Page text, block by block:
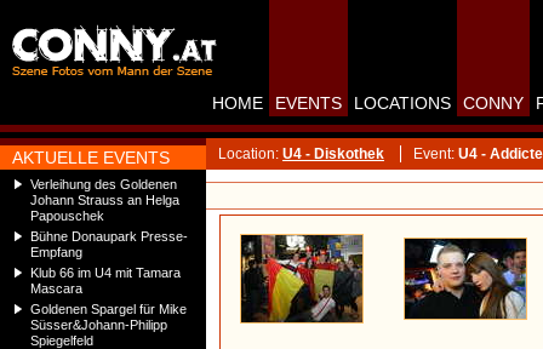
AKTUELLE EVENTS
Verleihung des Goldenen
Johann Strauss an Helga
Papouschek
Bühne Donaupark Presse-
Empfang
Klub 66 im U4 mit Tamara
Mascara
Goldenen Spargel für Mike
Süsser&Johann-Philipp
Spiegelfeld
HOME EVENTS LOCATIONS CONNY
Location: U4 - Diskothek Event: U4 -